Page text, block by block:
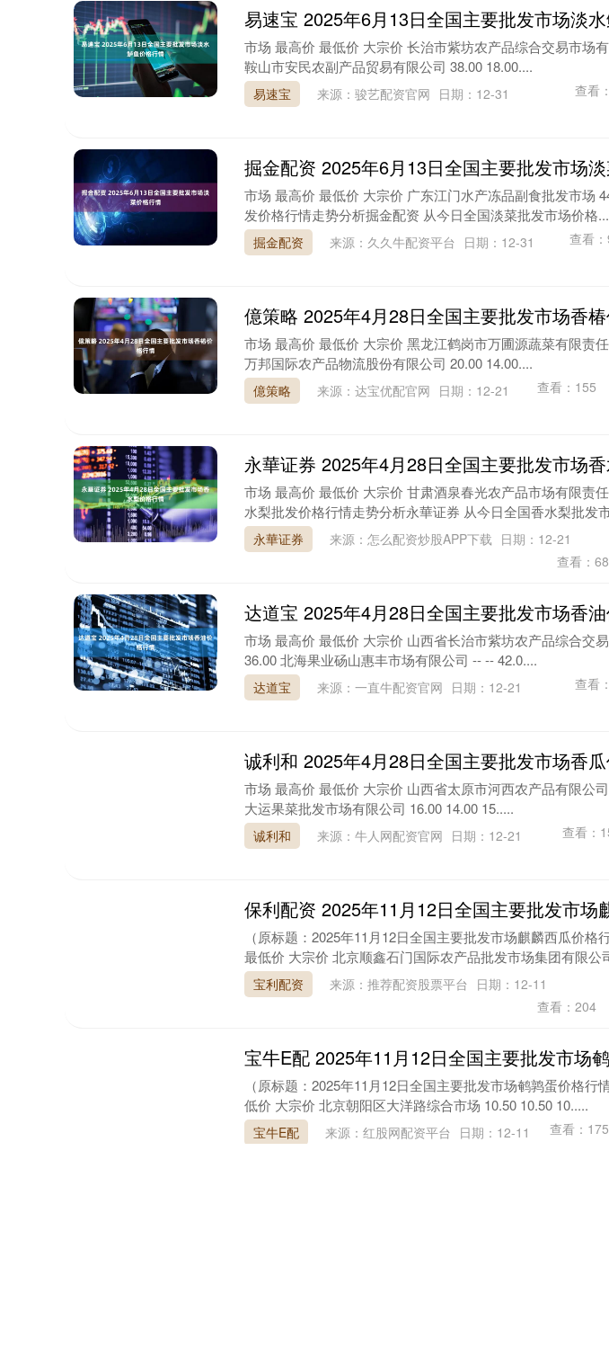
易速宝 2025年6月13日全国主要批发市场淡
市场 最高价 最低价 大宗价 长治市紫坊农产品综合交易市场
鞍山市安民农副产品贸易有限公司 38.00 18.00....
易速宝 来源：骏艺配资官网 日期：12-31 查看：
掘金配资 2025年6月13日全国主要批发市场
市场 最高价 最低价 大宗价 广东江门水产冻品副食批发市场
发价格行情走势分析掘金配资 从今日全国淡菜批发市场价格
掘金配资 来源：久久牛配资平台 日期：12-31 查看：
億策略 2025年4月28日全国主要批发市场香
市场 最高价 最低价 大宗价 黑龙江鹤岗市万圃源蔬菜有限责
万邦国际农产品物流股份有限公司 20.00 14.00....
億策略 来源：达宝优配官网 日期：12-21 查看： 155
永華证券 2025年4月28日全国主要批发市场
市场 最高价 最低价 大宗价 甘肃酒泉春光农产品市场有限责
水梨批发价格行情走势分析永華证券 从今日全国香水梨批发
永華证券 来源：怎么配资炒股APP下载 日期：12-21
查看： 68
达道宝 2025年4月28日全国主要批发市场香
市场 最高价 最低价 大宗价 山西省长治市紫坊农产品综合交
36.00 北海果业砀山惠丰市场有限公司 -- -- 42.0....
达道宝 来源：一直牛配资官网 日期：12-21 查看：
诚利和 2025年4月28日全国主要批发市场香
市场 最高价 最低价 大宗价 山西省太原市河西农产品有限公
大运果菜批发市场有限公司 16.00 14.00 15.....
诚利和 来源：牛人网配资官网 日期：12-21 查看：
保利配资 2025年11月12日全国主要批发市场
（原标题：2025年11月12日全国主要批发市场麒麟西瓜价格
最低价 大宗价 北京顺鑫石门国际农产品批发市场集团有限公
宝利配资 来源：推荐配资股票平台 日期：12-11
查看： 204
宝牛E配 2025年11月12日全国主要批发市场
（原标题：2025年11月12日全国主要批发市场鹌鹑蛋价格行
低价 大宗价 北京朝阳区大洋路综合市场 10.50 10.50 10.....
宝牛E配 来源：红股网配资平台 日期：12-11 查看： 175